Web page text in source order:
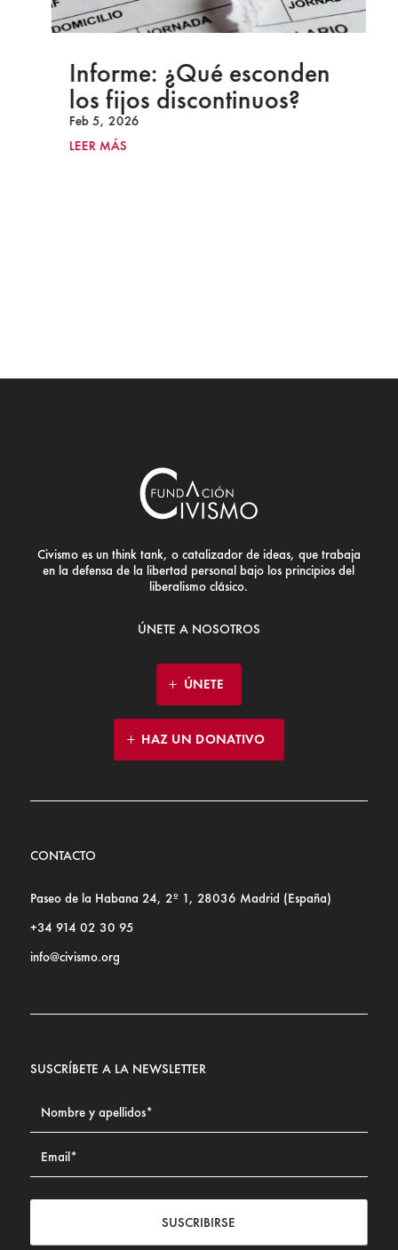
Informe: ¿Qué esconden
los fijos discontinuos?
Feb 5, 2026
LEER MÁS
Civismo es un think tank, o catalizador de ideas, que trabaja
en la defensa de la libertad personal bajo los principios del
liberalismo clásico.
ÚNETE A NOSOTROS
ÚNETE
HAZ UN DONATIVO
CONTACTO
Paseo de la Habana 24, 2º 1, 28036 Madrid (España)
+34 914 02 30 95
info@civismo.org
SUSCRÍBETE A LA NEWSLETTER
SUSCRIBIRSE